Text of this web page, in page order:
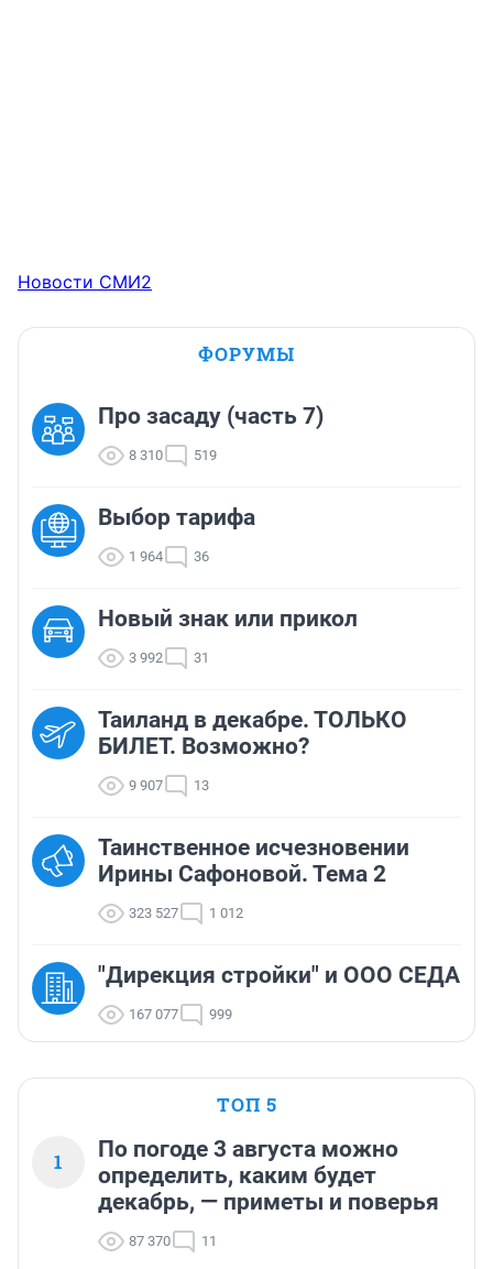
Новости СМИ2
ФОРУМЫ
Про засаду (часть 7)
8 310 519
Выбор тарифа
1 964 36
Новый знак или прикол
3 992 31
Таиланд в декабре. ТОЛЬКО
БИЛЕТ. Возможно?
9 907 13
Таинственное исчезновении
Ирины Сафоновой. Тема 2
323 527 1 012
"Дирекция стройки" и ООО СЕДА
167 077 999
ТОП 5
1
По погоде 3 августа можно
определить, каким будет
декабрь, — приметы и поверья
87 370 11